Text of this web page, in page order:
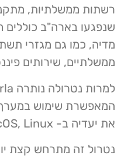
רשתות ממשלתיות,
שנפגעו בארה"ב כוללים
מדיה, כמו גם מגזרי
ממשלתיים, שירותים
המאפשרת שימוש במערך
את יעדיה ב- Windows, macOS, Linux ואנדרואיד.
נטרול זה מתרחש קצת